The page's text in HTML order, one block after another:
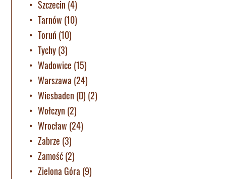
Szczecin (4)
Tarnów (10)
Toruń (10)
Tychy(3)
Wadowice (15)
Warszawa (24)
Wiesbaden (D) (2)
Wołczyn (2)
Wrocław (24)
Zabrze (3)
Zamość(2)
Zielona Góra (9)